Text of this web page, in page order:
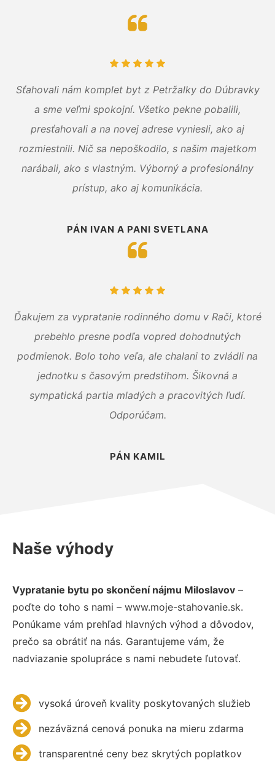
Sťahovali nám komplet byt z Petržalky do Dúbravky
a sme veľmi spokojní. Všetko pekne pobalili,
presťahovali a na novej adrese vyniesli, ako aj
rozmiestnili. Nič sa nepoškodilo, s našim majetkom
narábali, ako s vlastným. Výborný a profesionálny
prístup, ako aj komunikácia.
PÁN IVAN A PANI SVETLANA
Ďakujem za vypratanie rodinného domu v Rači, ktoré
prebehlo presne podľa vopred dohodnutých
podmienok. Bolo toho veľa, ale chalani to zvládli na
jednotku s časovým predstihom. Šikovná a
sympatická partia mladých a pracovitých ľudí.
Odporúčam.
PÁN KAMIL
Naše výhody
Vypratanie bytu po skončení nájmu Miloslavov –
poďte do toho s nami – www.moje-stahovanie.sk.
Ponúkame vám prehľad hlavných výhod a dôvodov,
prečo sa obrátiť na nás. Garantujeme vám, že
nadviazanie spolupráce s nami nebudete ľutovať.
vysoká úroveň kvality poskytovaných služieb
nezáväzná cenová ponuka na mieru zdarma
transparentné ceny bez skrytých poplatkov